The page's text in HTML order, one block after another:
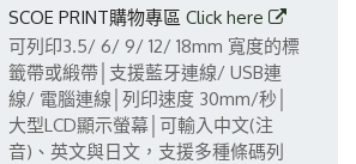
SCOE PRINT購物專區 Click here
可列印3.5/ 6/ 9/ 12/ 18mm 寬度的標
籤帶或緞帶│支援藍牙連線/ USB連
線/ 電腦連線│列印速度 30mm/秒│
大型LCD顯示螢幕│可輸入中文(注
音)、英文與日文，支援多種條碼列